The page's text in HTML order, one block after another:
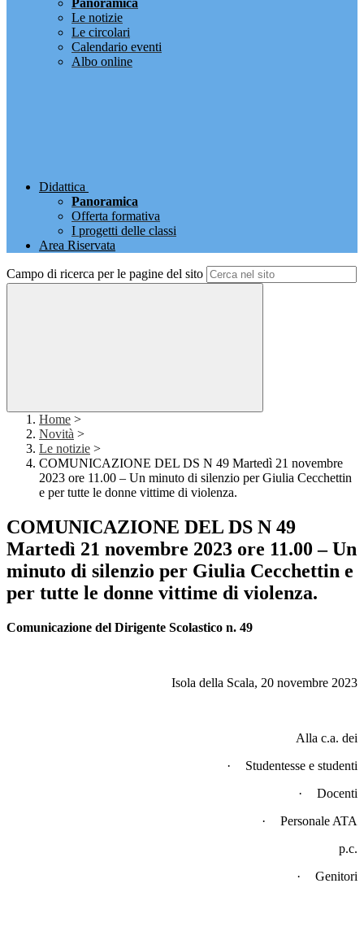
Panoramica
Le notizie
Le circolari
Calendario eventi
Albo online
Didattica
Panoramica
Offerta formativa
I progetti delle classi
Area Riservata
Campo di ricerca per le pagine del sito
Home >
Novità >
Le notizie >
COMUNICAZIONE DEL DS N 49 Martedì 21 novembre
2023 ore 11.00 – Un minuto di silenzio per Giulia Cecchettin
e per tutte le donne vittime di violenza.
COMUNICAZIONE DEL DS N 49
Martedì 21 novembre 2023 ore 11.00 – Un
minuto di silenzio per Giulia Cecchettin e
per tutte le donne vittime di violenza.
Comunicazione del Dirigente Scolastico n. 49
Isola della Scala, 20 novembre 2023
Alla c.a. dei
·
Studentesse e studenti
·
Docenti
·
Personale ATA
p.c.
·
Genitori